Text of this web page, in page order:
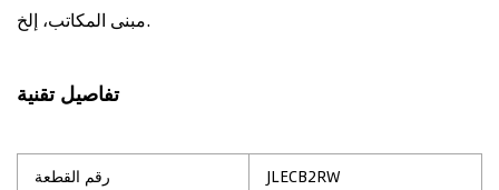
مبنى المكاتب، إلخ.
تفاصيل تقنية
رقم القطعة
JLECB2RW